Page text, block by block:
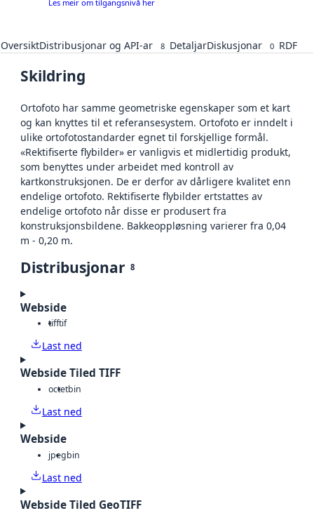
Les meir om tilgangsnivå her
OversiktDistribusjonar og API-ar 8 DetaljarDiskusjonar 0 RDF
Skildring
Ortofoto har samme geometriske egenskaper som et kart
og kan knyttes til et referansesystem. Ortofoto er inndelt i
ulike ortofotostandarder egnet til forskjellige formål.
«Rektifiserte flybilder» er vanligvis et midlertidig produkt,
som benyttes under arbeidet med kontroll av
kartkonstruksjonen. De er derfor av dårligere kvalitet enn
endelige ortofoto. Rektifiserte flybilder ertstattes av
endelige ortofoto når disse er produsert fra
konstruksjonsbildene. Bakkeoppløsning varierer fra 0,04
m - 0,20 m.
Distribusjonar 8
Webside
tifftif
Last ned
Webside Tiled TIFF
octetbin
Last ned
Webside
jpegbin
Last ned
Webside Tiled GeoTIFF